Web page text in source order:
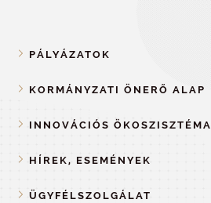
PÁLYÁZATOK
KORMÁNYZATI ÖNERŐ ALAP
INNOVÁCIÓS ÖKOSZISZTÉMA
HÍREK, ESEMÉNYEK
ÜGYFÉLSZOLGÁLAT